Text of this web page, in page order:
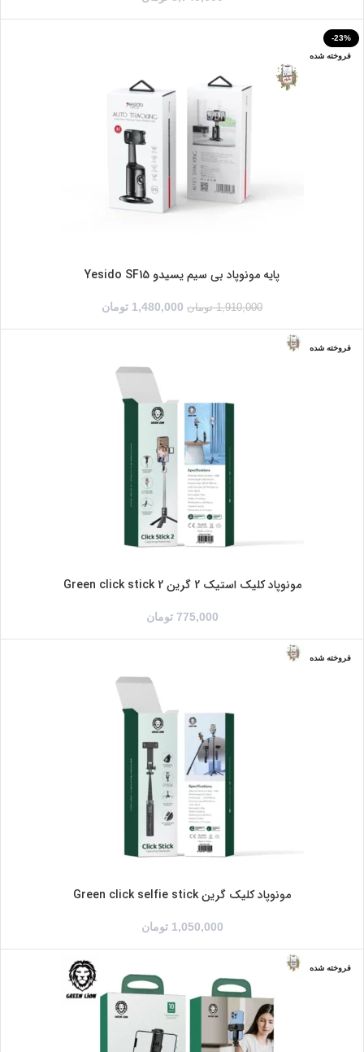
-23%
فروخته شده
پایه مونوپاد بی سیم یسیدو Yesido SF15
1,910,000 تومان 1,480,000 تومان
فروخته شده
مونوپاد کلیک استیک 2 گرین Green click stick 2
775,000 تومان
فروخته شده
مونوپاد کلیک گرین Green click selfie stick
1,050,000 تومان
فروخته شده